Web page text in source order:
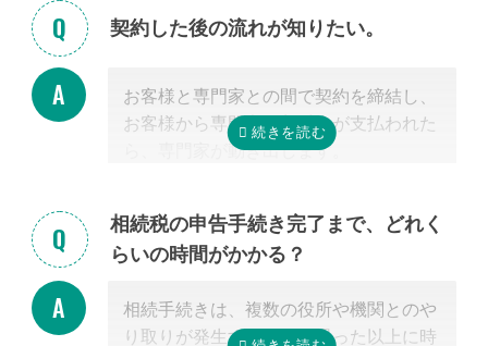
らい場合、弊社専門スタッフがお客様に
契約した後の流れが知りたい。
お客様と専門家との間で契約を締結し、
お客様から専門家に着手金が支払われた
ら、専門家が動き出します。
ル・郵便などを使って進捗状況などの連
絡を取り合う形になります。
ば大丈夫ですので、ご安心ください。
相続税の申告手続き完了まで、どれく
らいの時間がかかる？
相続手続きは、複数の役所や機関とのや
り取りが発生するため、思った以上に時